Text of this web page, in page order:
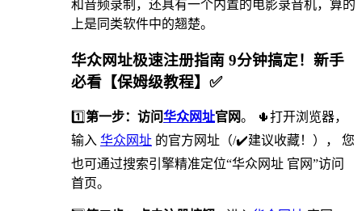
和音频录制，还具有一个内置的电影录音机，算的
上是同类软件中的翘楚。
华众网址极速注册指南 9分钟搞定！新手
必看【保姆级教程】✅
1️⃣第一步：访问华众网址官网。 🌵打开浏览器，
输入 华众网址 的官方网址（/✔️建议收藏！）， 您
也可通过搜索引擎精准定位“华众网址 官网”访问
首页。